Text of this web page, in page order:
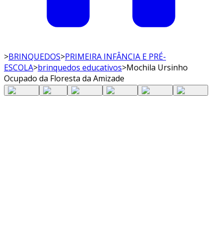
>BRINQUEDOS>PRIMEIRA INFÂNCIA E PRÉ-
ESCOLA>brinquedos educativos>Mochila Ursinho
Ocupado da Floresta da Amizade